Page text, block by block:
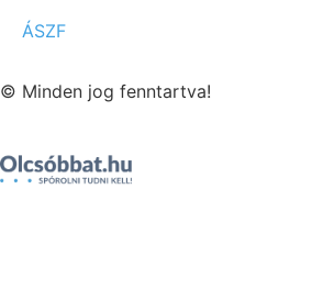
ÁSZF
© Minden jog fenntartva!